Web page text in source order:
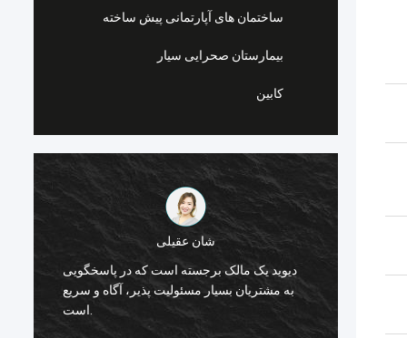
ساختمان های آپارتمانی پیش ساخته
بیمارستان صحرایی سیار
کابین
شان عقیلی
دیوید یک مالک برجسته است که در پاسخگویی
به مشتریان بسیار مسئولیت پذیر، آگاه و سریع
قاب